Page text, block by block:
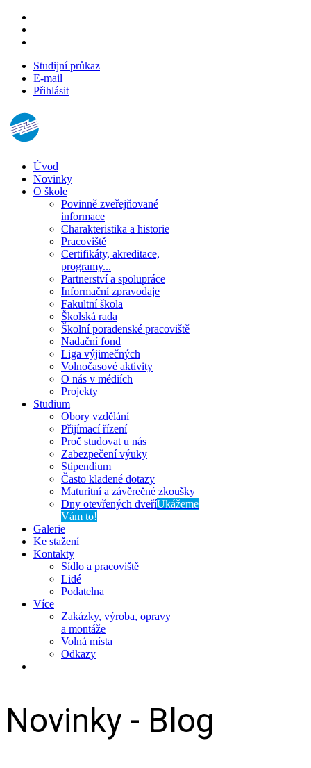
Studijní průkaz
E-mail
Přihlásit
Úvod
Novinky
O škole
Povinně zveřejňované
informace
Charakteristika a historie
Pracoviště
Certifikáty, akreditace,
programy...
Partnerství a spolupráce
Informační zpravodaje
Fakultní škola
Školská rada
Školní poradenské pracoviště
Nadační fond
Liga výjimečných
Volnočasové aktivity
O nás v médiích
Projekty
Studium
Obory vzdělání
Přijímací řízení
Proč studovat u nás
Zabezpečení výuky
Stipendium
Často kladené dotazy
Maturitní a závěrečné zkoušky
Dny otevřených dveříUkážeme
Vám to!
Galerie
Ke stažení
Kontakty
Sídlo a pracoviště
Lidé
Podatelna
Více
Zakázky, výroba, opravy
a montáže
Volná místa
Odkazy
Novinky - Blog